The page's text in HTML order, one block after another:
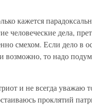
кажется
человеческие дела,
смехом. Если дело в
возможно, то надо
и не всегда уважаю
проклятий